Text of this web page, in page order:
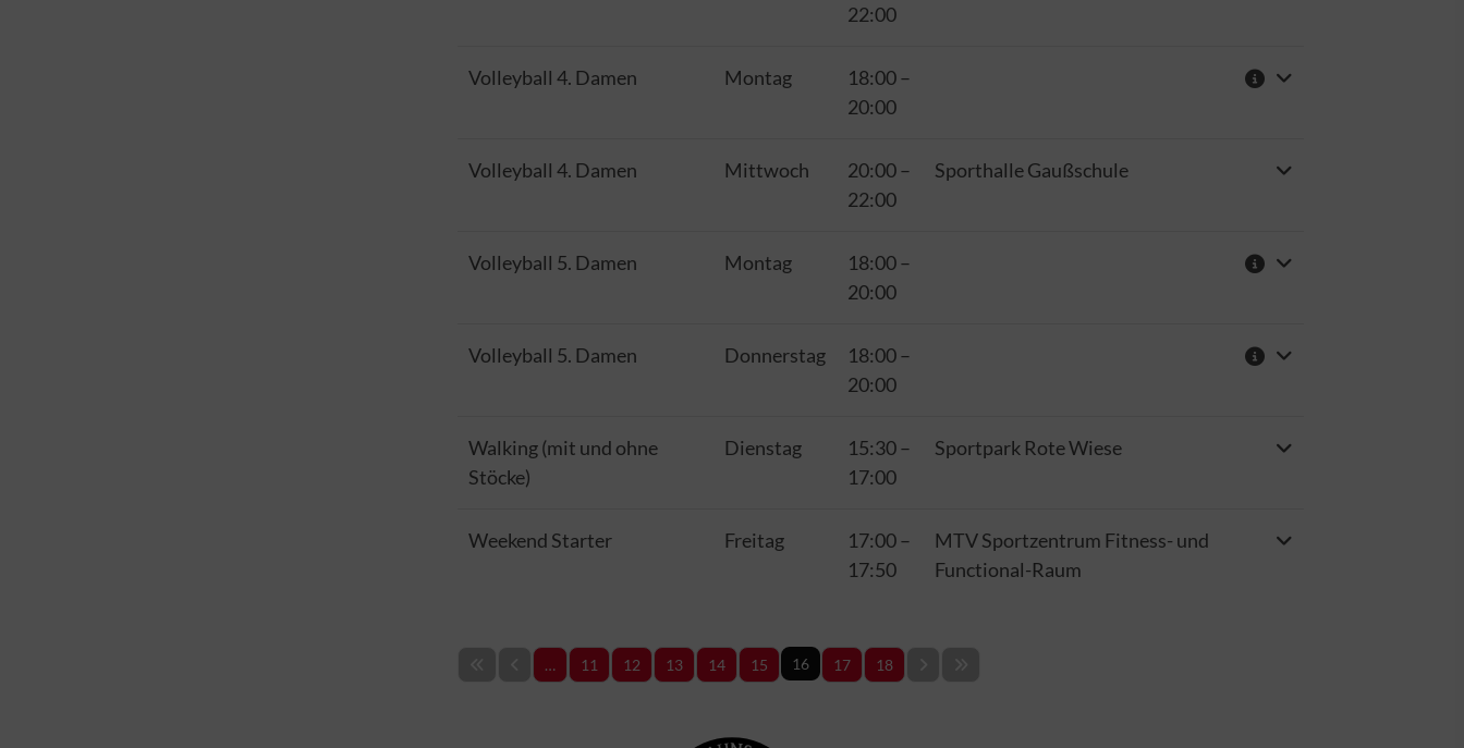
22:00
Volleyball 4. Damen Montag 18:00–
20:00
Volleyball 4. Damen Mittwoch 20:00–
22:00
Sporthalle Gaußschule
Volleyball 5. Damen Montag 18:00–
20:00
Volleyball 5. Damen Donnerstag 18:00–
20:00
Walking (mit und ohne
Stöcke)
Dienstag 15:30–
17:00
Sportpark Rote Wiese
Weekend Starter Freitag 17:00–
17:50
MTV Sportzentrum Fitness- und
Functional-Raum
… 11 12 13 14 15 16 17 18